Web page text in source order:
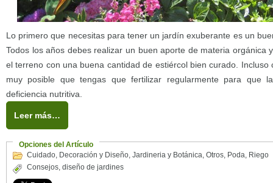
Lo primero que necesitas para tener un jardín exuberante es un
Todos los años debes realizar un buen aporte de materia orgánica
el terreno con una buena cantidad de estiércol bien curado.
muy posible que tengas que fertilizar regularmente para que
deficiencia nutritiva.
Leer más…
Opciones del Artículo
Cuidado, Decoración y Diseño, Jardineria y Botánica, Otros, Poda, Riego
Consejos, diseño de jardines